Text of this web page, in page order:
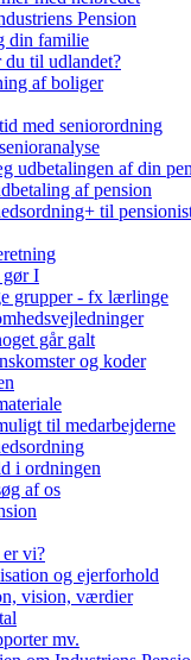
Pension
din familie
du til udlandet?
af boliger
med seniorordning
udbetalingen af din
af pension
til
gør I
grupper - fx lærlinge
går galt
og koder
til medarbejderne
i ordningen
af os
vi?
og ejerforhold
vision, værdier
mv.